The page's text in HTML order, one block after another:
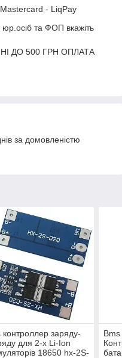
- LiqPay
юр.осіб та ФОП вкажіть
ДО 500 ГРН ОПЛАТА
за домовленістю
контроллер заряду-
для 2-х Li-Ion
18650 hx-2S-